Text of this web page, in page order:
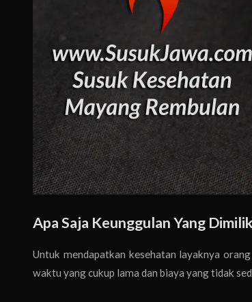
Apa Saja Keunggulan Yang
Untuk mendapatkan kesehatan layaknya
waktu yang cukup lama dan biaya yang tidak